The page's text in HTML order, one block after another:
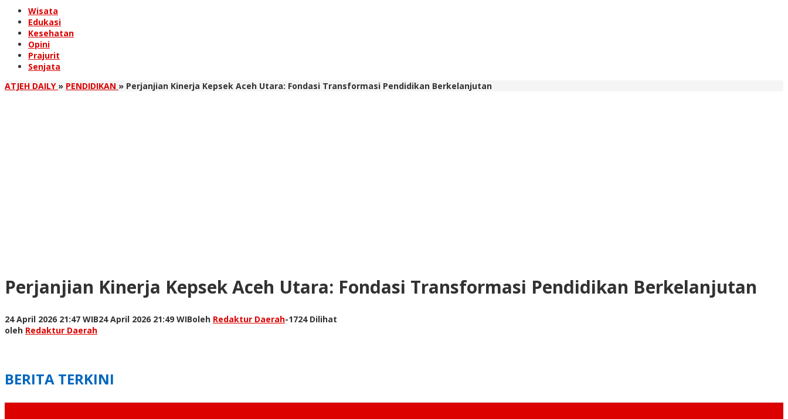
Wisata
Edukasi
Kesehatan
Opini
Prajurit
Senjata
ATJEH DAILY » PENDIDIKAN » Perjanjian Kinerja Kepsek Aceh Utara: Fondasi Transformasi Pendidikan Berkelanjutan
Perjanjian Kinerja Kepsek Aceh Utara: Fondasi Transformasi Pendidikan Berkelanjutan
24 April 2026 21:47 WIB24 April 2026 21:49 WIBoleh Redaktur Daerah-1724 Dilihat
oleh Redaktur Daerah
BERITA TERKINI